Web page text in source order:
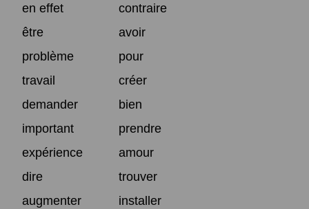
en effet
contraire
être
avoir
problème
pour
travail
créer
demander
bien
important
prendre
expérience
amour
dire
trouver
augmenter
installer